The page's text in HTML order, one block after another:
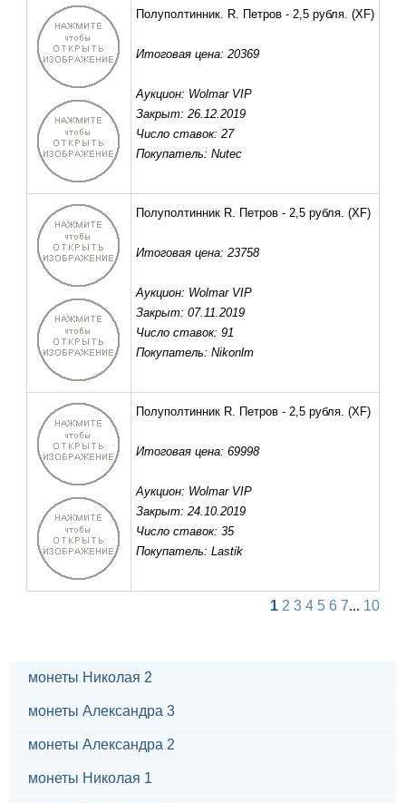
Полуполтинник. R. Петров - 2,5 рубля. (XF)
Итоговая цена: 20369
Аукцион: Wolmar VIP
Закрыт: 26.12.2019
Число ставок: 27
Покупатель: Nutec
Полуполтинник R. Петров - 2,5 рубля. (XF)
Итоговая цена: 23758
Аукцион: Wolmar VIP
Закрыт: 07.11.2019
Число ставок: 91
Покупатель: Nikonlm
Полуполтинник R. Петров - 2,5 рубля. (XF)
Итоговая цена: 69998
Аукцион: Wolmar VIP
Закрыт: 24.10.2019
Число ставок: 35
Покупатель: Lastik
1 2 3 4 5 6 7... 10
монеты Николая 2
монеты Александра 3
монеты Александра 2
монеты Николая 1